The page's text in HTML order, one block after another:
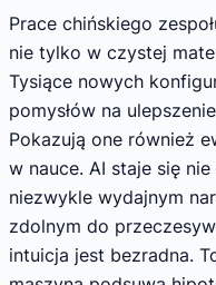
Prace chińskiego
nie tylko w czystej
Tysiące nowych
pomysłów na
Pokazują one również
w nauce. AI staje się
niezwykle wydajnym
zdolnym do
intuicja jest bezradna.